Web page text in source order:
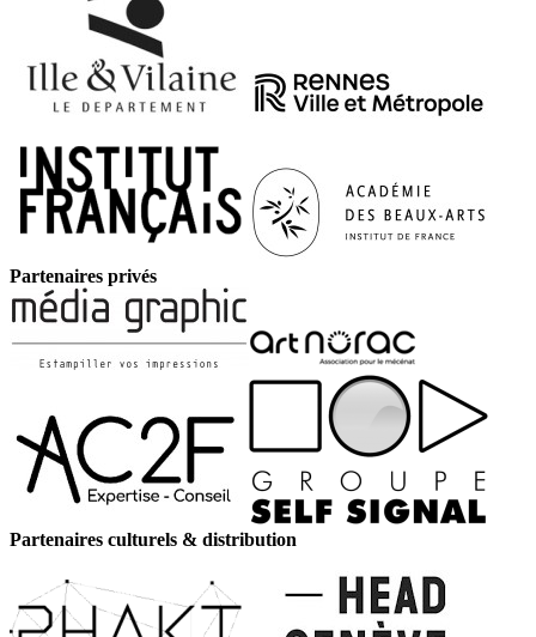
Partenaires privés
Partenaires culturels & distribution